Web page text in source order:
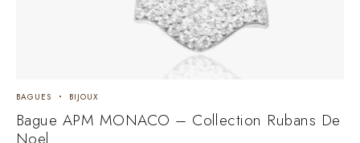
BAGUES BIJOUX
Bague APM MONACO – Collection Rubans De
Noel